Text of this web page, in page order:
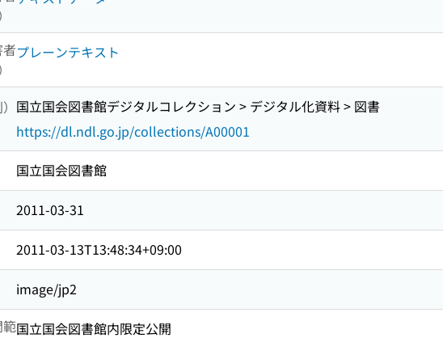
プレーンテキスト
国立国会図書館デジタルコレクション > デジタル化資料 > 図書
https://dl.ndl.go.jp/collections/A00001
国立国会図書館
2011-03-31
2011-03-13T13:48:34+09:00
image/jp2
国立国会図書館内限定公開